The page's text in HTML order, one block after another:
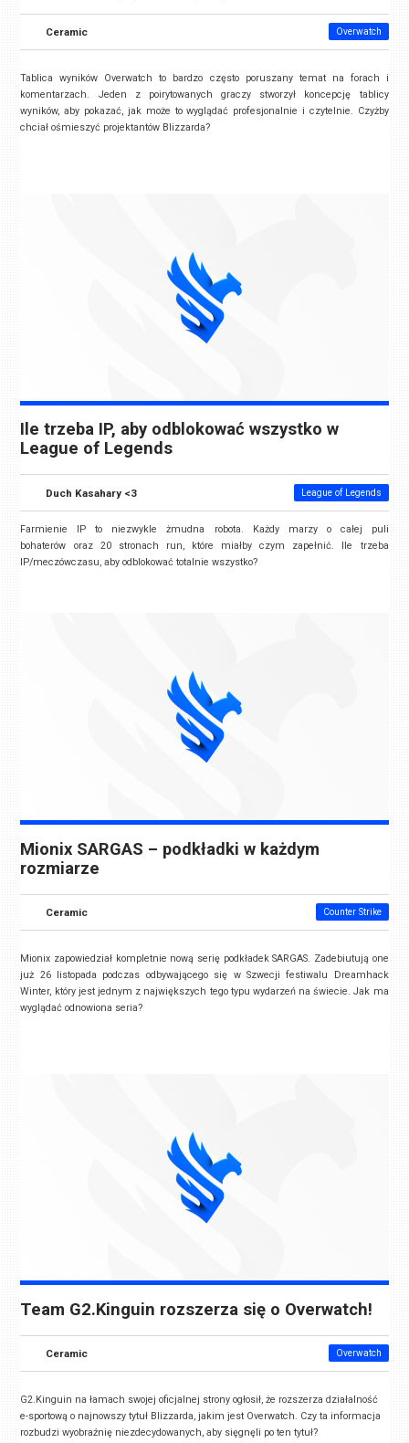
Ceramic Overwatch
Tablica wyników Overwatch to bardzo często poruszany temat na forach i
komentarzach. Jeden z poirytowanych graczy stworzył koncepcję tablicy
wyników, aby pokazać, jak może to wyglądać profesjonalnie i czytelnie. Czyżby
chciał ośmieszyć projektantów Blizzarda?
Ile trzeba IP, aby odblokować wszystko w
League of Legends
Duch Kasahary <3 League of Legends
Farmienie IP to niezwykle żmudna robota. Każdy marzy o całej puli
bohaterów oraz 20 stronach run, które miałby czym zapełnić. Ile trzeba
IP/meczówczasu, aby odblokować totalnie wszystko?
Mionix SARGAS – podkładki w każdym
rozmiarze
Ceramic Counter Strike
Mionix zapowiedział kompletnie nową serię podkładek SARGAS. Zadebiutują one
już 26 listopada podczas odbywającego się w Szwecji festiwalu Dreamhack
Winter, który jest jednym z największych tego typu wydarzeń na świecie. Jak ma
wyglądać odnowiona seria?
Team G2.Kinguin rozszerza się o Overwatch!
Ceramic Overwatch
G2.Kinguin na łamach swojej oficjalnej strony ogłosił, że rozszerza działalność
e-sportową o najnowszy tytuł Blizzarda, jakim jest Overwatch. Czy ta informacja
rozbudzi wyobraźnię niezdecydowanych, aby sięgnęli po ten tytuł?